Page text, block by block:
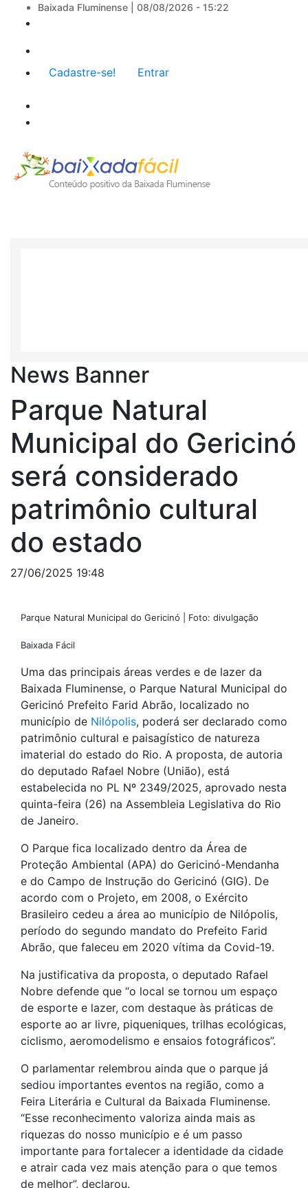
Baixada Fluminense | 08/08/2026 - 15:22
Menu
de
usuário
Cadastre-se! Entrar
News Banner
Parque Natural
Municipal do Gericinó
será considerado
patrimônio cultural
do estado
27/06/2025 19:48
Parque Natural Municipal do Gericinó | Foto: divulgação
Baixada Fácil
Uma das principais áreas verdes e de lazer da
Baixada Fluminense, o Parque Natural Municipal do
Gericinó Prefeito Farid Abrão, localizado no
município de Nilópolis, poderá ser declarado como
patrimônio cultural e paisagístico de natureza
imaterial do estado do Rio. A proposta, de autoria
do deputado Rafael Nobre (União), está
estabelecida no PL Nº 2349/2025, aprovado nesta
quinta-feira (26) na Assembleia Legislativa do Rio
de Janeiro.
O Parque fica localizado dentro da Área de
Proteção Ambiental (APA) do Gericinó-Mendanha
e do Campo de Instrução do Gericinó (GIG). De
acordo com o Projeto, em 2008, o Exército
Brasileiro cedeu a área ao município de Nilópolis,
período do segundo mandato do Prefeito Farid
Abrão, que faleceu em 2020 vítima da Covid-19.
Na justificativa da proposta, o deputado Rafael
Nobre defende que “o local se tornou um espaço
de esporte e lazer, com destaque às práticas de
esporte ao ar livre, piqueniques, trilhas ecológicas,
ciclismo, aeromodelismo e ensaios fotográficos”.
O parlamentar relembrou ainda que o parque já
sediou importantes eventos na região, como a
Feira Literária e Cultural da Baixada Fluminense.
“Esse reconhecimento valoriza ainda mais as
riquezas do nosso município e é um passo
importante para fortalecer a identidade da cidade
e atrair cada vez mais atenção para o que temos
de melhor”, declarou.